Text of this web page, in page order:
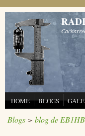
Pasar al contenido
HOME BLOGS
Blogs > blog de